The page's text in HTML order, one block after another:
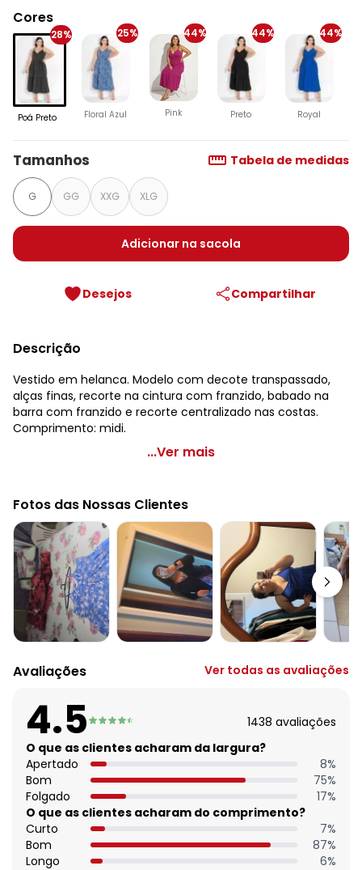
Cores
28%
Poá Preto
25%
Floral Azul
44%
Pink
44%
Preto
44%
Royal
Tamanhos Tabela de medidas
G GG XXG XLG
Adicionar na sacola
Desejos Compartilhar
Descrição
Vestido em helanca. Modelo com decote transpassado,
alças finas, recorte na cintura com franzido, babado na
barra com franzido e recorte centralizado nas costas.
Comprimento: midi.
Marguerite - Vestido com Babado Plus Size Poá Preto
Modelagem: Solto
Cinto: Grátis
Decote frente: Transpassado
Complemento: Babado na barra
Tecido: Helanca
Composição: 100% poliéster
...Ver mais
Fotos das Nossas Clientes
Avaliações Ver todas as avaliações
4.5 1438 avaliações
O que as clientes acharam da largura?
Apertado
8%
Bom
75%
Folgado
17%
O que as clientes acharam do comprimento?
Curto
7%
Bom
87%
Longo
6%